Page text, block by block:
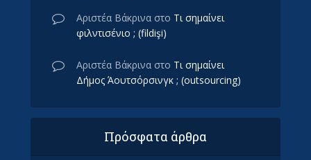
Αριστέα Βάκρινα στο Τι σημαίνει
φιλντισένιο ; (fildişi)
Αριστέα Βάκρινα στο Τι σημαίνει
Δήμος Άουτσόρσινγκ ; (outsourcing)
Πρόσφατα άρθρα